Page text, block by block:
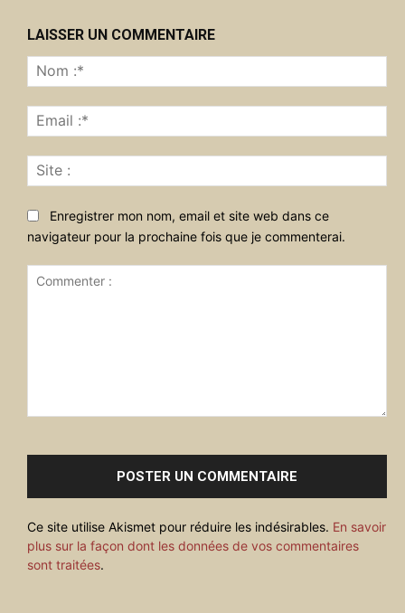
LAISSER UN COMMENTAIRE
:*
:*
:
Enregistrer mon nom, email et site web dans ce
navigateur pour la prochaine fois que je commenterai.
Ce site utilise Akismet pour réduire les indésirables. En savoir
plus sur la façon dont les données de vos commentaires
sont traitées.